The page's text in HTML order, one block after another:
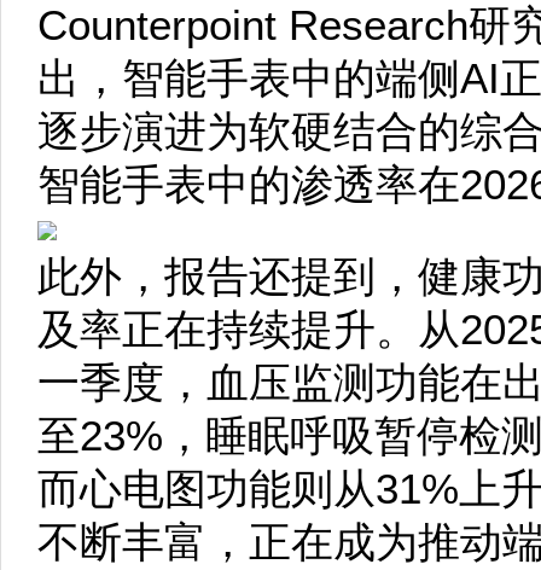
Counterpoint Research研
出，智能手表中的端侧AI
逐步演进为软硬结合的综
智能手表中的渗透率在
此外，报告还提到，健康
及率正在持续提升。从
一季度，血压监测功能在
至23%，睡眠呼吸暂停检
而心电图功能则从31%上
不断丰富，正在成为推动